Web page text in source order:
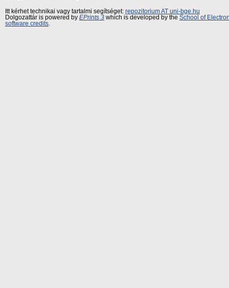
Itt kérhet technikai vagy tartalmi segítséget: repozitorium AT uni-bge.hu
Dolgozattár is powered by EPrints 3 which is developed by the School of
software credits